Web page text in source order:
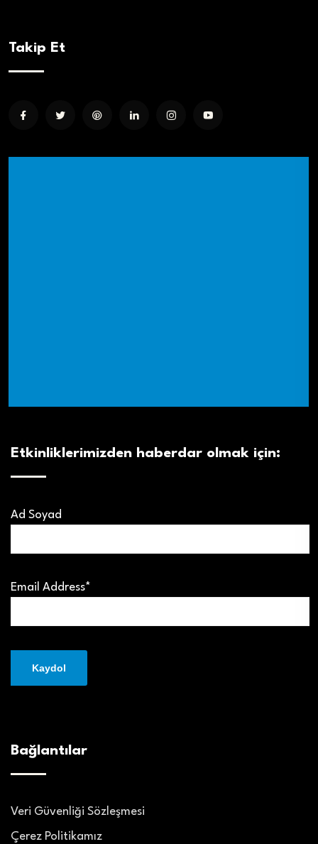
Takip Et
Etkinliklerimizden haberdar olmak için:
Ad Soyad
Email Address*
Bağlantılar
Veri Güvenliği Sözleşmesi
Çerez Politikamız